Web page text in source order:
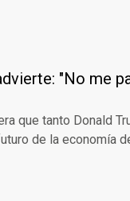
"No me
que tanto Donald
de la economía